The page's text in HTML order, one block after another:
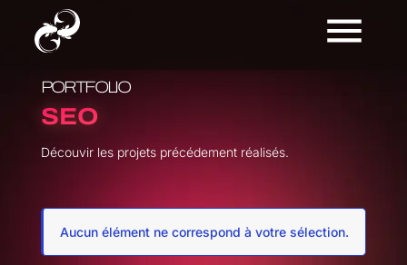
PORTFOLIO
SEO
Découvir les projets précédement réalisés.
Aucun élément ne correspond à votre sélection.